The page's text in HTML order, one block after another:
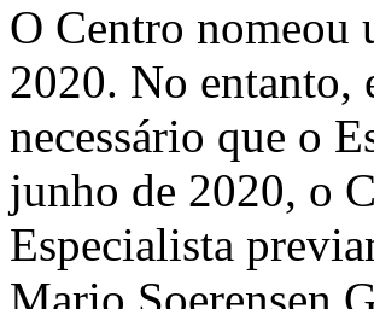
O Centro nomeou
2020. No entanto,
necessário que o
junho de 2020, o
Especialista